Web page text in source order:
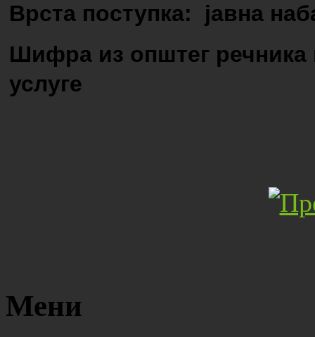
Врста поступка: јавна
Шифра из општег
услуге
Мени